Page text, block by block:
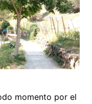
momento por el